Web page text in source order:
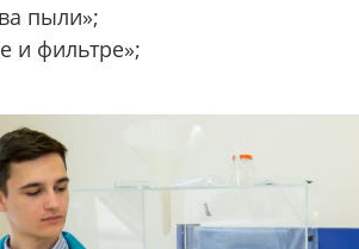
пыли»;
и фильтре»;